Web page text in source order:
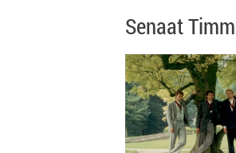
Senaat